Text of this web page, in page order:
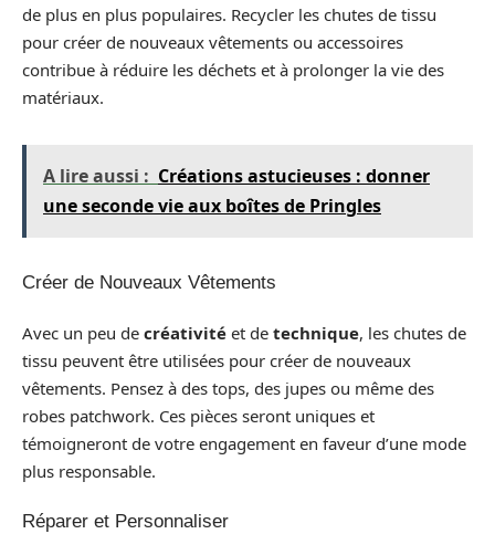
de plus en plus populaires. Recycler les chutes de tissu
pour créer de nouveaux vêtements ou accessoires
contribue à réduire les déchets et à prolonger la vie des
matériaux.
A lire aussi : Créations astucieuses : donner
une seconde vie aux boîtes de Pringles
Créer de Nouveaux Vêtements
Avec un peu de créativité et de technique, les chutes de
tissu peuvent être utilisées pour créer de nouveaux
vêtements. Pensez à des tops, des jupes ou même des
robes patchwork. Ces pièces seront uniques et
témoigneront de votre engagement en faveur d’une mode
plus responsable.
Réparer et Personnaliser